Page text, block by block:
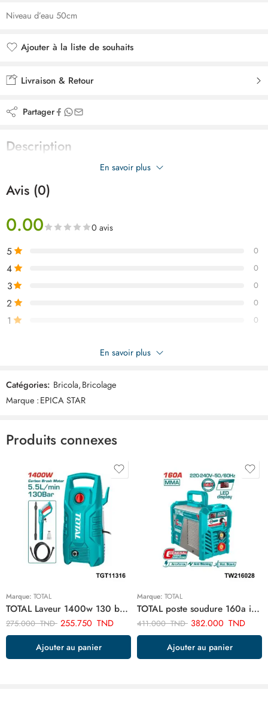
Niveau d’eau 50cm
Ajouter à la liste de souhaits
Livraison & Retour
Partager
Description
En savoir plus
Avis (0)
0.00 0 avis
5 0
4 0
3 0
2 0
1 0
Soyez le premier à donner votre avis sur “EPICA niveau d’eau
50cm EP30320”
Commentaires
Il n'y a pas encore de critiques.
En savoir plus
Catégories: Bricola,Bricolage
Marque :EPICA STAR
Produits connexes
Marque: TOTAL
TOTAL Laveur 1400w 130 bar TGT11316
275.000TND 255.750 TND
Ajouter au panier
Marque: TOTAL
TOTAL poste soudure 160a inverter TW216028
411.000TND 382.000 TND
Ajouter au panier